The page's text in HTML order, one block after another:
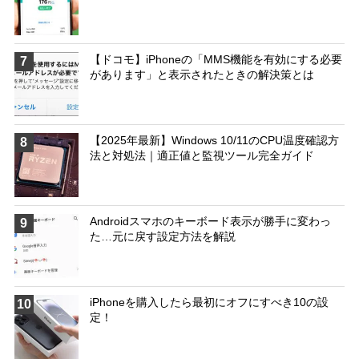
7
【ドコモ】iPhoneの「MMS機能を有効にする必要
があります」と表示されたときの解決策とは
8
【2025年最新】Windows 10/11のCPU温度確認方
法と対処法｜適正値と監視ツール完全ガイド
9
Androidスマホのキーボード表示が勝手に変わっ
た…元に戻す設定方法を解説
10
iPhoneを購入したら最初にオフにすべき10の設
定！